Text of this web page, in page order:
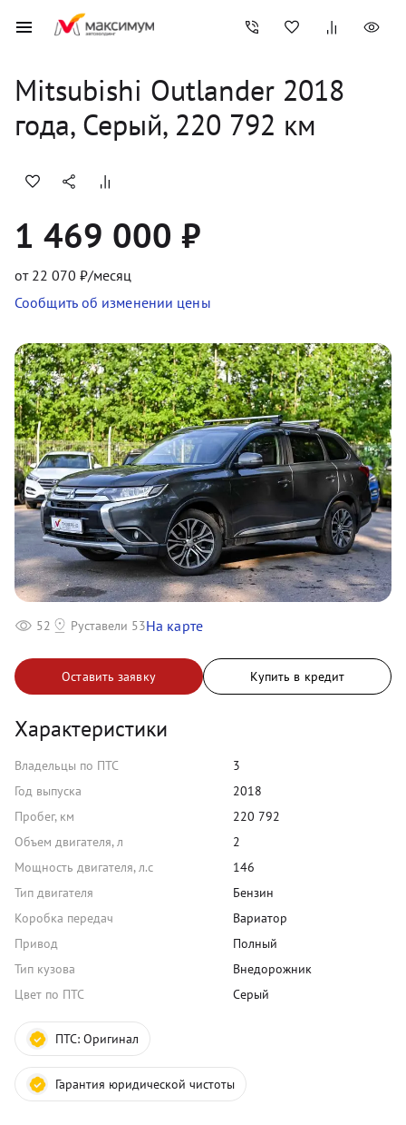
Mitsubishi Outlander 2018
года, Серый, 220 792 км
1 469 000 ₽
от 22 070 ₽/месяц
Сообщить об изменении цены
Оставить заявку Купить в кредит
Характеристики
Владельцы по ПТС
3
Год выпуска
2018
Пробег, км
220 792
Объем двигателя, л
2
Мощность двигателя, л.с
146
Тип двигателя
Бензин
Коробка передач
Вариатор
Привод
Полный
Тип кузова
Внедорожник
Цвет по ПТС
Серый
ПТС: Оригинал
Гарантия юридической чистоты
52 Руставели 53На карте